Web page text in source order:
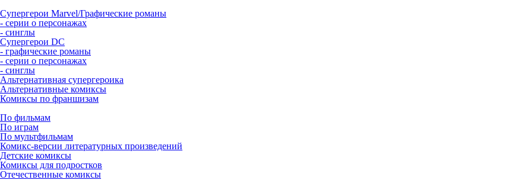
Супергерои Marvel/Графические романы
- серии о персонажах
- синглы
Супергерои DC
- графические романы
- серии о персонажах
- синглы
Альтернативная супергероика
Альтернативные комиксы
Комиксы по франшизам
По фильмам
По играм
По мультфильмам
Комикс-версии литературных произведений
Детские комиксы
Комиксы для подростков
Отечественные комиксы